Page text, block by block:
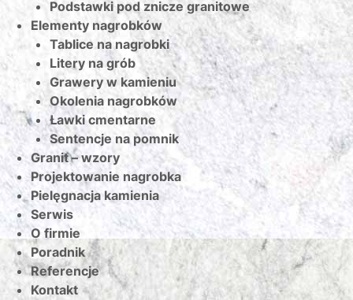
Podstawki pod znicze granitowe
Elementy nagrobków
Tablice na nagrobki
Litery na grób
Grawery w kamieniu
Okolenia nagrobków
Ławki cmentarne
Sentencje na pomnik
Granit – wzory
Projektowanie nagrobka
Pielęgnacja kamienia
Serwis
O firmie
Poradnik
Referencje
Kontakt